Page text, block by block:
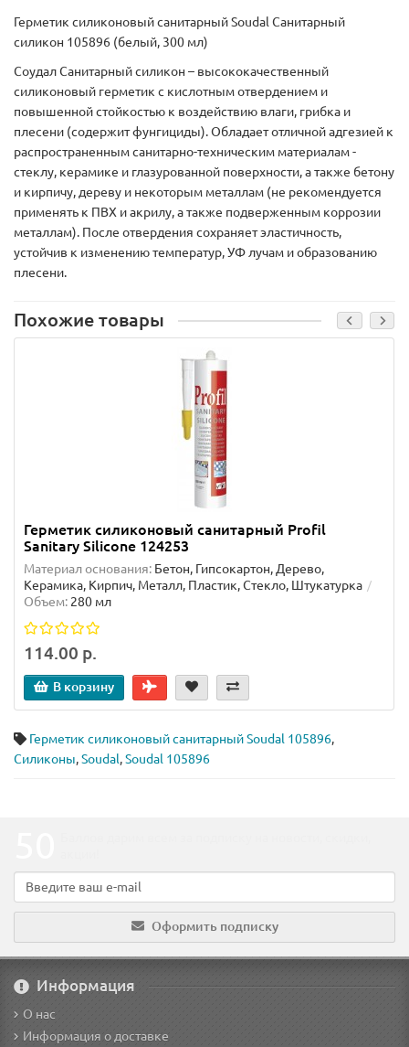
Герметик силиконовый санитарный Soudal Санитарный
силикон 105896 (белый, 300 мл)
Соудал Санитарный силикон – высококачественный
силиконовый герметик c кислотным отвердением и
повышенной стойкостью к воздействию влаги, грибка и
плесени (содержит фунгициды). Обладает отличной адгезией к
распространенным санитарно-техническим материалам -
стеклу, керамике и глазурованной поверхности, а также бетону
и кирпичу, дереву и некоторым металлам (не рекомендуется
применять к ПВХ и акрилу, а также подверженным коррозии
металлам). После отвердения сохраняет эластичность,
устойчив к изменению температур, УФ лучам и образованию
плесени.
Похожие товары
Герметик силиконовый санитарный Profil
Sanitary Silicone 124253
Материал основания: Бетон, Гипсокартон, Дерево,
Керамика, Кирпич, Металл, Пластик, Стекло, Штукатурка
Объем: 280 мл
114.00 р.
В корзину
Герметик силиконовый санитарный Soudal 105896,
Силиконы,Soudal,Soudal 105896
Оформить подписку
Информация
О нас
Информация о доставке